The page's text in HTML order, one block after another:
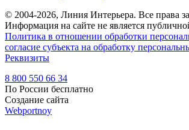
© 2004-2026, Линия Интерьера. Все права
Информация на сайте не является
Политика в отношении обработки
согласие субъекта на обработку
Реквизиты
8 800 550 66 34
По России бесплатно
Создание сайта
Webportnoy